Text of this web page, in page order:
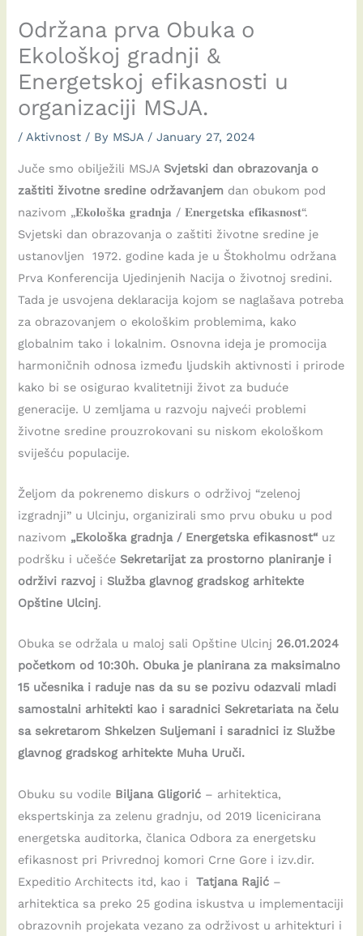
Održana prva Obuka o
Ekološkoj gradnji &
Energetskoj efikasnosti u
organizaciji MSJA.
/Aktivnost / By MSJA /January 27, 2024
Juče smo obilježili MSJASvjetski dan obrazovanja o
zaštiti životne sredine održavanjem dan obukom pod
nazivom „𝐄𝐤𝐨𝐥𝐨š𝐤𝐚 𝐠𝐫𝐚𝐝𝐧𝐣𝐚 / 𝐄𝐧𝐞𝐫𝐠𝐞𝐭𝐬𝐤𝐚 𝐞𝐟𝐢𝐤𝐚𝐬𝐧𝐨𝐬𝐭“.
Svjetski dan obrazovanja o zaštiti životne sredine je
ustanovljen 1972. godine kada je u Štokholmu održana
Prva Konferencija Ujedinjenih Nacija o životnoj sredini.
Tada je usvojena deklaracija kojom se naglašava potreba
za obrazovanjem o ekološkim problemima, kako
globalnim tako i lokalnim. Osnovna ideja je promocija
harmoničnih odnosa između ljudskih aktivnosti i prirode
kako bi se osigurao kvalitetniji život za buduće
generacije. U zemljama u razvoju najveći problemi
životne sredine prouzrokovani su niskom ekološkom
sviješću populacije.
Željom da pokrenemo diskurs o održivoj “zelenoj
izgradnji” u Ulcinju, organizirali smo prvu obuku u pod
nazivom „Ekološka gradnja / Energetska efikasnost“ uz
podršku i učešćeSekretarijat za prostorno planiranje i
održivi razvoj iSlužba glavnog gradskog arhitekte
Opštine Ulcinj.
Obuka se održala u maloj sali Opštine Ulcinj 26.01.2024
početkom od 10:30h. Obuka je planirana za maksimalno
15 učesnika i raduje nas da su se pozivu odazvali mladi
samostalni arhitekti kao i saradnici Sekretariata na čelu
sa sekretarom Shkelzen Suljemani i saradnici iz Službe
glavnog gradskog arhitekte Muha Uruči.
Obuku su vodile Biljana Gligorić – arhitektica,
ekspertskinja za zelenu gradnju, od 2019 licenicirana
energetska auditorka, članica Odbora za energetsku
efikasnost pri Privrednoj komori Crne Gore i izv.dir.
Expeditio Architects itd, kao iTatjana Rajić –
arhitektica sa preko 25 godina iskustva u implementaciji
obrazovnih projekata vezano za održivost u arhitekturi i